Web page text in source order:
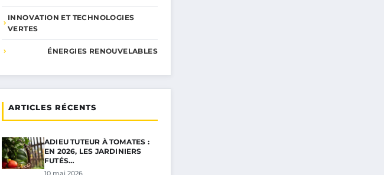
INNOVATION ET TECHNOLOGIES
VERTES
ÉNERGIES RENOUVELABLES
ARTICLES RÉCENTS
ADIEU TUTEUR À TOMATES :
EN 2026, LES JARDINIERS
FUTÉS…
10 mai 2026